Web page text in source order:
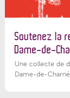
Soutenez la
Dame-de-
Une collecte de
Dame-de-Charné